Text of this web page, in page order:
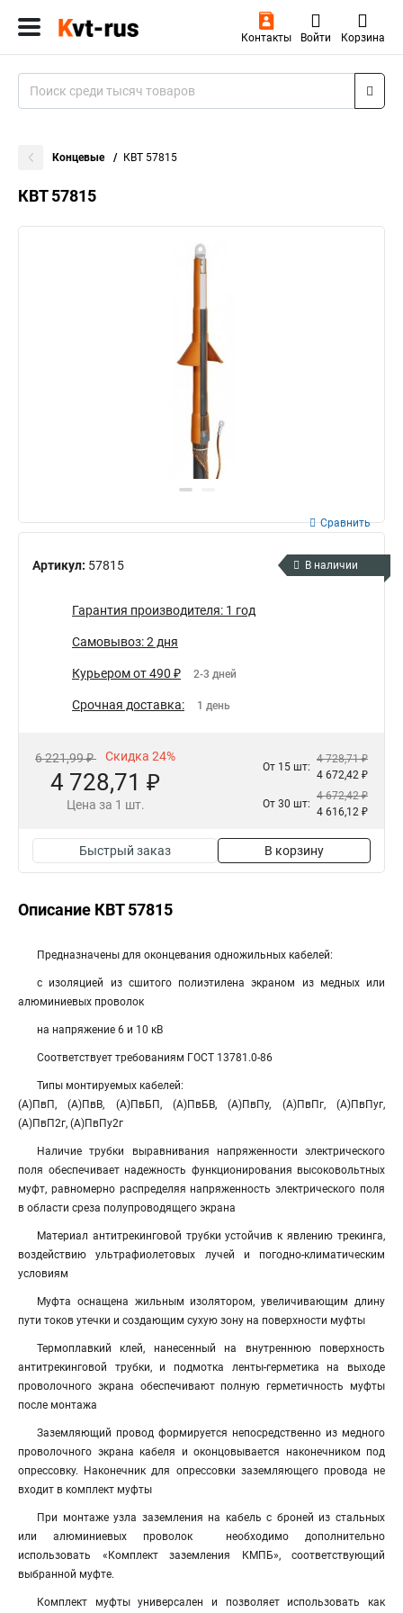
Контакты Войти Корзина
Концевые КВТ 57815
КВТ 57815
Артикул: 57815
Сравнить
В наличии
Гарантия производителя: 1 год
Самовывоз: 2 дня
Курьером от 490 ₽ 2-3 дней
Срочная доставка: 1 день
6 221,99 ₽ Скидка 24%
4 728,71 ₽
Цена за 1 шт.
От 15 шт:
4 728,71 ₽
4 672,42 ₽
От 30 шт:
4 672,42 ₽
4 616,12 ₽
Быстрый заказ В корзину
Описание КВТ 57815
Предназначены для оконцевания одножильных кабелей:
с изоляцией из сшитого полиэтилена экраном из медных или
алюминиевых проволок
на напряжение 6 и 10 кВ
Соответствует требованиям ГОСТ 13781.0-86
Типы монтируемых кабелей:
(А)ПвП, (А)ПвВ, (А)ПвБП, (А)ПвБВ, (А)ПвПу, (А)ПвПг, (А)ПвПуг,
(А)ПвП2г, (А)ПвПу2г
Наличие трубки выравнивания напряженности электрического
поля обеспечивает надежность функционирования высоковольтных
муфт, равномерно распределяя напряженность электрического поля
в области среза полупроводящего экрана
Материал антитрекинговой трубки устойчив к явлению трекинга,
воздействию ультрафиолетовых лучей и погодно-климатическим
условиям
Муфта оснащена жильным изолятором, увеличивающим длину
пути токов утечки и создающим сухую зону на поверхности муфты
Термоплавкий клей, нанесенный на внутреннюю поверхность
антитрекинговой трубки, и подмотка ленты-герметика на выходе
проволочного экрана обеспечивают полную герметичность муфты
после монтажа
Заземляющий провод формируется непосредственно из медного
проволочного экрана кабеля и оконцовывается наконечником под
опрессовку. Наконечник для опрессовки заземляющего провода не
входит в комплект муфты
При монтаже узла заземления на кабель с броней из стальных
или алюминиевых проволок необходимо дополнительно
использовать «Комплект заземления КМПБ», соответствующий
выбранной муфте.
Комплект муфты универсален и позволяет использовать как